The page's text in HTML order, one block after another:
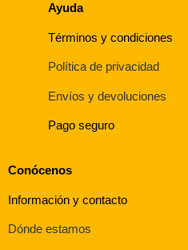
Ayuda
Términos y condiciones
Política de privacidad
Envíos y devoluciones
Pago seguro
Conócenos
Información y contacto
Dónde estamos